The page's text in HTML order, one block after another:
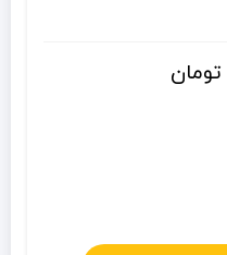
تومان